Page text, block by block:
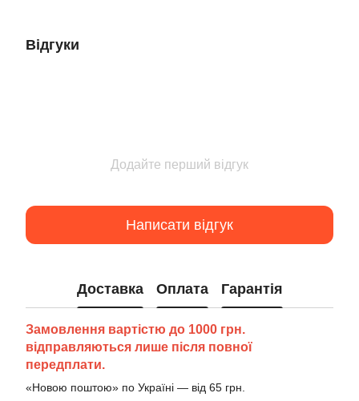
Відгуки
Додайте перший відгук
Написати відгук
Доставка Оплата Гарантія
Замовлення вартістю до 1000 грн.
відправляються лише після повної
передплати.
«Новою поштою» по Україні — від 65 грн.